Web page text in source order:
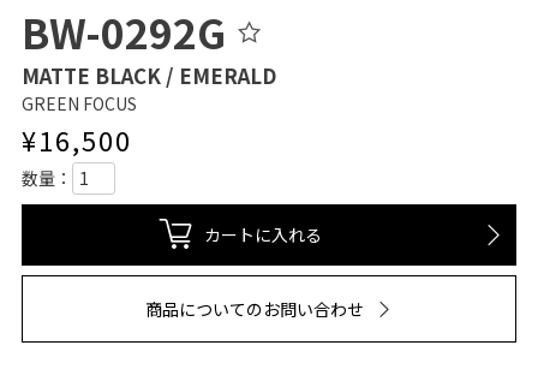
BW-0292G
MATTE BLACK / EMERALD
GREEN FOCUS
¥16,500
カートに入れる
商品についてのお問い合わせ